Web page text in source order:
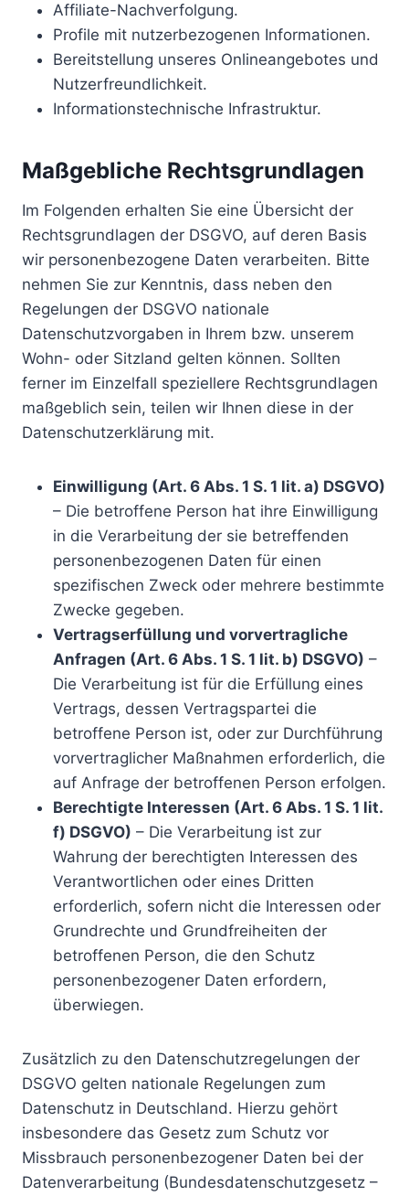
Affiliate-Nachverfolgung.
Profile mit nutzerbezogenen Informationen.
Bereitstellung unseres Onlineangebotes und
Nutzerfreundlichkeit.
Informationstechnische Infrastruktur.
Maßgebliche Rechtsgrundlagen
Im Folgenden erhalten Sie eine Übersicht der
Rechtsgrundlagen der DSGVO, auf deren Basis
wir personenbezogene Daten verarbeiten. Bitte
nehmen Sie zur Kenntnis, dass neben den
Regelungen der DSGVO nationale
Datenschutzvorgaben in Ihrem bzw. unserem
Wohn- oder Sitzland gelten können. Sollten
ferner im Einzelfall speziellere Rechtsgrundlagen
maßgeblich sein, teilen wir Ihnen diese in der
Datenschutzerklärung mit.
Einwilligung (Art. 6 Abs. 1 S. 1 lit. a) DSGVO)
– Die betroffene Person hat ihre Einwilligung
in die Verarbeitung der sie betreffenden
personenbezogenen Daten für einen
spezifischen Zweck oder mehrere bestimmte
Zwecke gegeben.
Vertragserfüllung und vorvertragliche
Anfragen (Art. 6 Abs. 1 S. 1 lit. b) DSGVO) –
Die Verarbeitung ist für die Erfüllung eines
Vertrags, dessen Vertragspartei die
betroffene Person ist, oder zur Durchführung
vorvertraglicher Maßnahmen erforderlich, die
auf Anfrage der betroffenen Person erfolgen.
Berechtigte Interessen (Art. 6 Abs. 1 S. 1 lit.
f) DSGVO) – Die Verarbeitung ist zur
Wahrung der berechtigten Interessen des
Verantwortlichen oder eines Dritten
erforderlich, sofern nicht die Interessen oder
Grundrechte und Grundfreiheiten der
betroffenen Person, die den Schutz
personenbezogener Daten erfordern,
überwiegen.
Zusätzlich zu den Datenschutzregelungen der
DSGVO gelten nationale Regelungen zum
Datenschutz in Deutschland. Hierzu gehört
insbesondere das Gesetz zum Schutz vor
Missbrauch personenbezogener Daten bei der
Datenverarbeitung (Bundesdatenschutzgesetz –